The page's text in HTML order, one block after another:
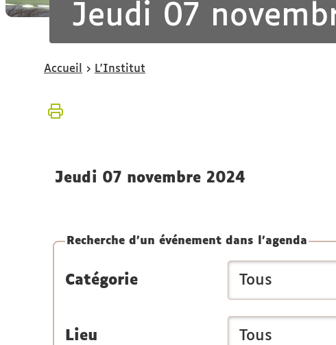
Jeudi 07
Vous
ici :
Accueil L'Institut
jeudi 07 novembre 2024
Recherche d'un événement dans l'agenda
Catégorie
Lieu